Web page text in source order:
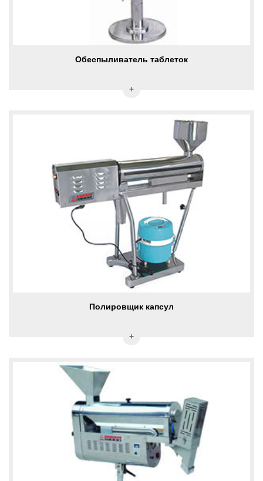
Обеспыливатель таблеток
Полировщик капсул